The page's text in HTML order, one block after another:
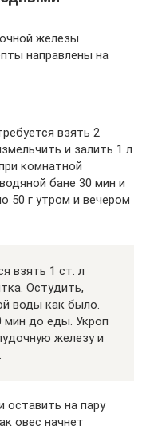
железы
направлены на
взять 2
и залить 1 л
комнатной
бане 30 мин и
50 г утром и вечером
взять 1 ст. л
Остудить,
воды как было.
мин до еды. Укроп
железу и
оставить на пару
овес начнет